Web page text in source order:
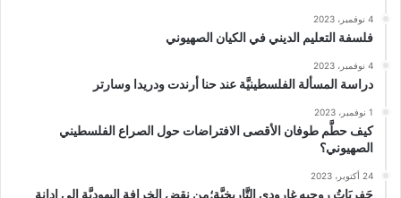
4 نوفمبر، 2023
فلسفة التعليم الديني في الكيان الصهيوني
4 نوفمبر، 2023
دراسة المسألة الفلسطينيَّة عند حنا أرندت ودريدا وسارتر
1 نوفمبر، 2023
كيف حطَّم طوفان الأقصى الافتراضات حول الصراع الفلسطيني
الصهيوني؟
24 أكتوبر، 2023
حَفريَاتُ روجيه غارودي التَّاريخيَّة؛من نقضِ الخرافةِ اليهوديَّة إلى إدانةِ